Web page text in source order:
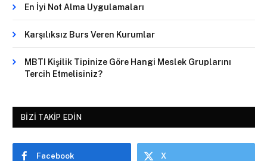
En İyi Not Alma Uygulamaları
Karşılıksız Burs Veren Kurumlar
MBTI Kişilik Tipinize Göre Hangi Meslek Gruplarını
Tercih Etmelisiniz?
BIZI TAKIP EDIN
Facebook X